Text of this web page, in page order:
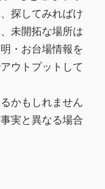
探してみればけ
未開拓な場所は
・お台場情報を
ウトプットして
かもしれません
実と異なる場合